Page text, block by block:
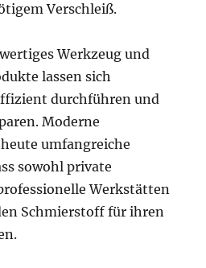
Verschleiß.
Werkzeug und
lassen sich
durchführen und
Moderne
umfangreiche
sowohl private
Werkstätten
Schmierstoff für ihren